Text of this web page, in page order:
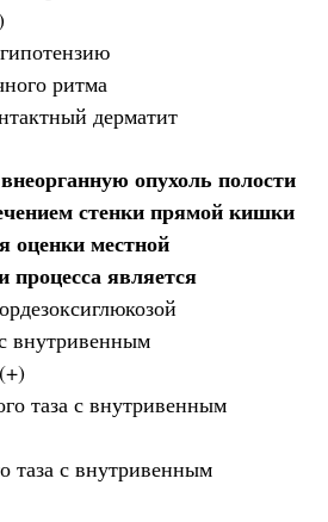
ритма
дерматит
опухоль полости
стенки прямой кишки
оценки местной
процесса является
внутривенным
таза с внутривенным
таза с внутривенным